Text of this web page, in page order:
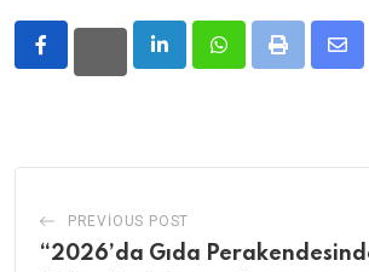
LinkedInWhatsappPrint
PREVIOUS POST
“2026’da Gıda